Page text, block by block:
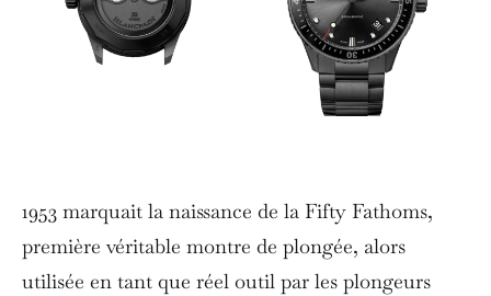
1953 marquait la naissance de la Fifty Fathoms,
première véritable montre de plongée, alors
utilisée en tant que réel outil par les plongeurs